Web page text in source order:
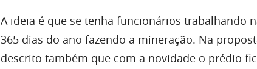
A ideia é que se tenha funcionários trabalhando
365 dias do ano fazendo a mineração. Na
descrito também que com a novidade o prédio